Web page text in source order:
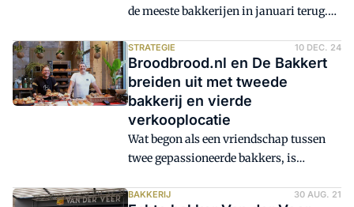
ijs. 'Normaal ben je ze tussen hun 12de
de meeste bakkerijen in januari terug.
je alles in het werk om toch je omzet op
te krikken? Of focus je in januari bewust
op andere zaken, die belangrijk zijn
voor de ontwikkeling van je bedrijf? Luc
Paulissen van Bakkerij Paulissen deelt
zijn ervaringen en tips.
STRATEGIE 10 DEC. 24
Broodbrood.nl en De Bakkert
breiden uit met tweede
bakkerij en vierde
verkooplocatie
Wat begon als een vriendschap tussen
twee gepassioneerde bakkers, is
bakkerij onder de noemer broodbrood.nl
BAKKERIJ 30 AUG. 21